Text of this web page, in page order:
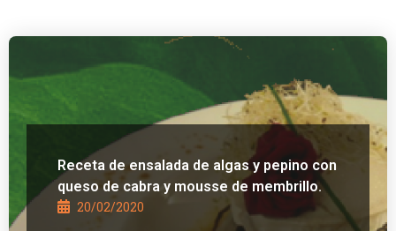
Receta de ensalada de algas y pepino con
queso de cabra y mousse de membrillo.
20/02/2020